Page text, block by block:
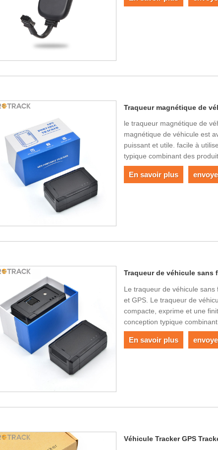
Traqueur magnétique de
le traqueur magnétique de
magnétique de véhicule est
puissant et utile. facile à
typique combinant des
En savoir plus
Traqueur de véhicule sans
Le traqueur de véhicule
et GPS. Le traqueur de
compacte, exprime et une
conception typique
En savoir plus
Véhicule Tracker GPS